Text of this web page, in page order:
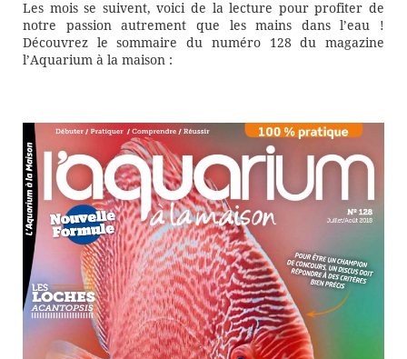
Les mois se suivent, voici de la lecture pour profiter de
notre passion autrement que les mains dans l’eau !
Découvrez le sommaire du numéro 128 du magazine
l’Aquarium à la maison :